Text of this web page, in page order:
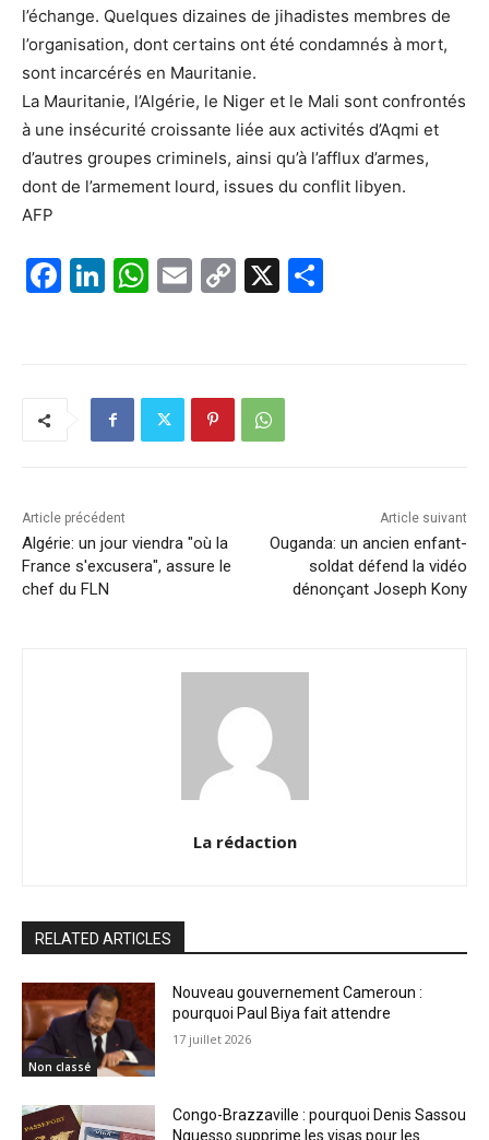
l’échange. Quelques dizaines de jihadistes membres de
l’organisation, dont certains ont été condamnés à mort,
sont incarcérés en Mauritanie.
La Mauritanie, l’Algérie, le Niger et le Mali sont confrontés
à une insécurité croissante liée aux activités d’Aqmi et
d’autres groupes criminels, ainsi qu’à l’afflux d’armes,
dont de l’armement lourd, issues du conflit libyen.
AFP
F
k
Li
dI
n
W
A
p
E
C
Li
n
X
Article précédent
Algérie: un jour viendra "où la
France s'excusera", assure le
chef du FLN
Article suivant
Ouganda: un ancien enfant-
soldat défend la vidéo
dénonçant Joseph Kony
La rédaction
RELATED ARTICLES
Non classé
Nouveau gouvernement Cameroun :
pourquoi Paul Biya fait attendre
17 juillet 2026
Congo-Brazzaville : pourquoi Denis Sassou
Nguesso supprime les visas pour les